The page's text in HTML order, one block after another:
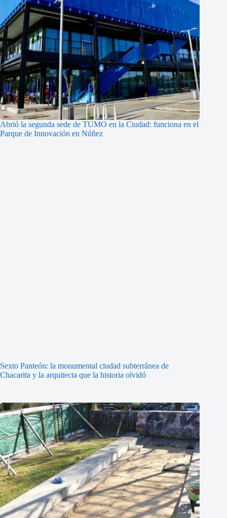
Abrió la segunda sede de TUMO en la Ciudad: funciona en el
Parque de Innovación en Núñez
Sexto Panteón: la monumental ciudad subterránea de
Chacarita y la arquitecta que la historia olvidó